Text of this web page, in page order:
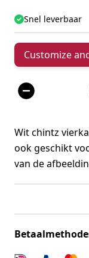
Snel leverbaar
Customize
Aantal
Wit chintz
ook geschikt
van de